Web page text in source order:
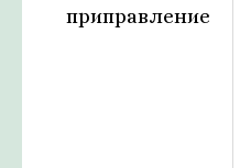
приправление